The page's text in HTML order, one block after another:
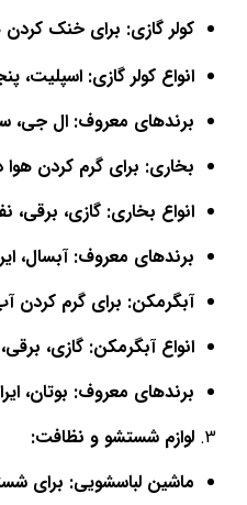
کولر گازی: برای خنک
انواع کولر گازی: اسپلیت،
برندهای معروف: ال جی،
بخاری: برای گرم کردن
انواع بخاری: گازی، برقی،
برندهای معروف: آبسال،
آبگرمکن: برای گرم کردن
انواع آبگرمکن: گازی،
برندهای معروف: بوتان،
لوازم شستشو و نظافت:
ماشین لباسشویی: برای